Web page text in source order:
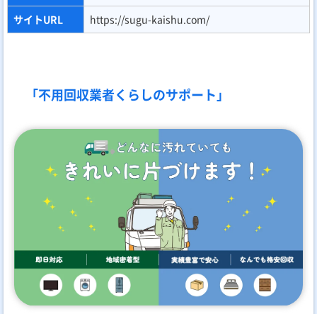
サイトURL https://sugu-kaishu.com/
「不用回収業者くらしのサポート」